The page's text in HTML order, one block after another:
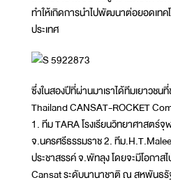
ทำให้เกิดการนำไปพัฒนาต่อยอดเทค
ประเทศ
ซึ่งในสองปีที่ผ่านมาเราได้ทีมเยาวชน
Thailand CANSAT-ROCKET
1. ทีม TARA โรงเรียนวิทยาศาสตร์
จ.นครศรีธรรมราช 2. ทีม.H.T.Malee
ประชาสรรค์ จ.พัทลุง โดยจะมีโอกาส
Cansat ระดับนานาชาติ ณ สหพันธรั